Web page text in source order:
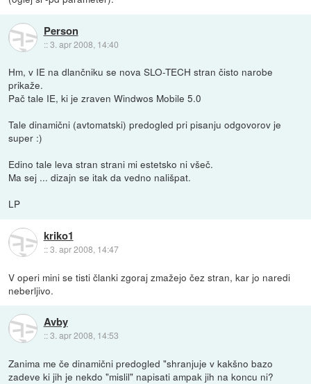
Person
::3. apr 2008, 14:40
Hm, v IE na dlančniku se nova SLO-TECH stran čisto narobe
prikaže.
Pač tale IE, ki je zraven Windwos Mobile 5.0
Tale dinamični (avtomatski) predogled pri pisanju odgovorov je
super :)
Edino tale leva stran strani mi estetsko ni všeč.
Ma sej ... dizajn se itak da vedno nališpat.
LP
kriko1
::3. apr 2008, 14:47
V operi mini se tisti članki zgoraj zmažejo čez stran, kar jo naredi
neberljivo.
Avby
::3. apr 2008, 14:53
Zanima me če dinamični predogled "shranjuje v kakšno bazo
zadeve ki jih je nekdo "mislil" napisati ampak jih na koncu ni?